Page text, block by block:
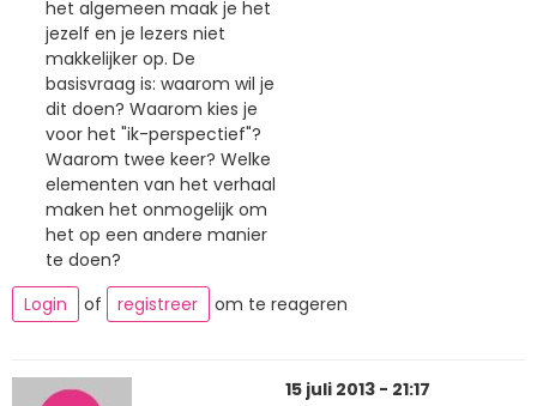
het algemeen maak je het
jezelf en je lezers niet
makkelijker op. De
basisvraag is: waarom wil je
dit doen? Waarom kies je
voor het "ik-perspectief"?
Waarom twee keer? Welke
elementen van het verhaal
maken het onmogelijk om
het op een andere manier
te doen?
Login
of registreer om te reageren
15 juli 2013 - 21:17